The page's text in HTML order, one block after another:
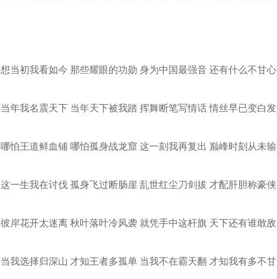
想当初我看如今 那些耀眼的功勋 身为中国最强音 还有什么不甘心
当年我名震天下 当年天下被我踏 挥舞断笔写情话 情丝早已变白发
哪怕王道鲜血铺 哪怕孤身战龙窟 这一刻我再复出 巅峰时刻从未输
这一生我在讨伐 孤身飞过断肠崖 乱世红尘刀剑拔 才配肝胆称豪侠
彼岸花开太迷离 秋叶落叶冷风袭 就凭手中这杆旗 天下还有谁敢敌
当我选择归深山 才知王者多孤单 当我不在霸天翻 才知我有多不甘